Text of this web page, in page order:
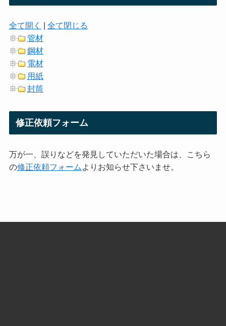
全て開く | 全て閉じる
管材
鋼材
電材
用紙
封筒
修正依頼フォーム
万が一、誤りなどを発見していただいた場合は、こちら
の修正依頼フォーム よりお知らせ下さいませ。